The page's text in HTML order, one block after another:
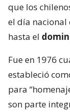
que los
el día nacional
hasta el
Fue en 1976
estableció
para
son parte